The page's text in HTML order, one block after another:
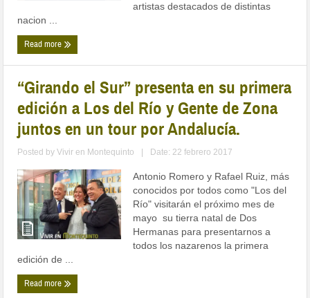
artistas destacados de distintas
nacion ...
Read more
“Girando el Sur” presenta en su primera
edición a Los del Río y Gente de Zona
juntos en un tour por Andalucía.
Posted byVivir en Montequinto Date: 22 febrero 2017
Antonio Romero y Rafael Ruiz, más
conocidos por todos como "Los del
Río" visitarán el próximo mes de
mayo su tierra natal de Dos
Hermanas para presentarnos a
todos los nazarenos la primera
edición de ...
Read more